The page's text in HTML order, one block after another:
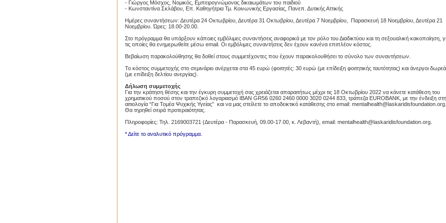
- Γιώργος Μόσχος, Νομικός, Εμπειρογνώμονας δικαιωμάτων του παιδιού
- Κωνσταντίνα Σκλάβου, Επ. Καθηγήτρια Τμ. Κοινωνικής Εργασίας, Πανεπ. Δυτικής Αττικής
Ημέρες συναντήσεων: Δευτέρα 24 Οκτωβρίου, Δευτέρα 31 Οκτωβρίου, Δευτέρα 7 Νοεμβρίου, Παρασκευή 18 Νοεμβρίου, Δευτέρα 21
Νοεμβρίου. Ώρες: 18.00-20.00.
Στο πρόγραμμα θα υπάρξουν κάποιες εμβόλιμες συναντήσεις αναφορικά με τον ρόλο του Διαδικτύου και τη σεξουαλική κακοποίηση,
τις οποίες θα ενημερωθείτε μέσω email. Οι εμβόλιμες συναντήσεις δεν έχουν κανένα επιπλέον κόστος.
Βεβαίωση παρακολούθησης θα δοθεί στους συμμετέχοντες που έχουν παρακολουθήσει το σύνολο των συναντήσεων.
Το κόστος συμμετοχής στο σεμινάριο ανέρχεται στα 45 ευρώ (φοιτητές: 30 ευρώ (με επίδειξη φοιτητικής ταυτότητας) και άνεργοι
(με επίδειξη δελτίου ανεργίας).
Δήλωση συμμετοχής
Για την κράτηση θέσης και την έγκυρη συμμετοχή σας χρειάζεται απαραιτήτως μέχρι τις 18 Οκτωβρίου 2022 να κάνετε κατάθεση του
χρηματικού ποσού στον τραπεζικό λογαριασμό IBAN GR56 0260 2460 0000 3020 0244 833, τράπεζα EUROBANK, με την ένδειξη
αιτιολογία “Για Τομέα Ψυχικής Υγείας” και να μας στείλετε το αποδεικτικό κατάθεσης στο email: mentalhealth@laskaridisfoundation.org.
Θα τηρηθεί σειρά προτεραιότητας.
Πληροφορίες: Τηλ. 2169003721 (Δευτέρα - Παρασκευή, 09.00-17.00, κ. Λεβαντή), email: mentalhealth@laskaridisfoundation.org.
* Δείτε το αναλυτικό πρόγραμμα.